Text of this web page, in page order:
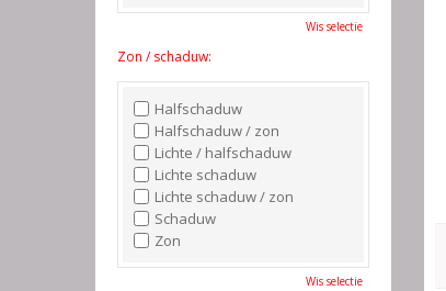
Wis selectie
Zon / schaduw:
Halfschaduw
Halfschaduw / zon
Lichte / halfschaduw
Lichte schaduw
Lichte schaduw / zon
Schaduw
Zon
Wis selectie